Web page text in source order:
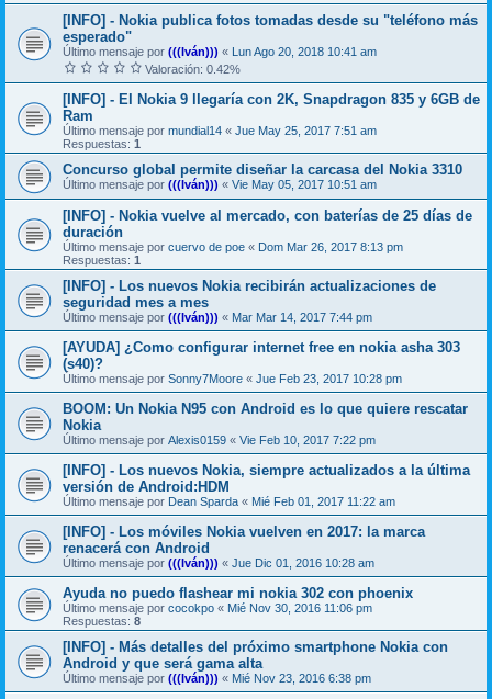
[INFO] - Nokia publica fotos tomadas desde su "teléfono más
esperado"
Último mensaje por (((Iván))) «
Lun Ago 20, 2018 10:41 am
Valoración: 0.42%
[INFO] - El Nokia 9 llegaría con 2K, Snapdragon 835 y 6GB de
Ram
Último mensaje por mundial14 « Jue May 25, 2017 7:51 am
Respuestas: 1
Concurso global permite diseñar la carcasa del Nokia 3310
Último mensaje por (((Iván))) « Vie May 05, 2017 10:51 am
[INFO] - Nokia vuelve al mercado, con baterías de 25 días de
duración
Último mensaje por cuervo de poe « Dom Mar 26, 2017 8:13 pm
Respuestas: 1
[INFO] - Los nuevos Nokia recibirán actualizaciones de
seguridad mes a mes
Último mensaje por (((Iván))) « Mar Mar 14, 2017 7:44 pm
[AYUDA] ¿Como configurar internet free en nokia asha 303
(s40)?
Último mensaje por Sonny7Moore « Jue Feb 23, 2017 10:28 pm
BOOM: Un Nokia N95 con Android es lo que quiere rescatar
Nokia
Último mensaje por Alexis0159 « Vie Feb 10, 2017 7:22 pm
[INFO] - Los nuevos Nokia, siempre actualizados a la última
versión de Android:HDM
Último mensaje por Dean Sparda « Mié Feb 01, 2017 11:22 am
[INFO] - Los móviles Nokia vuelven en 2017: la marca
renacerá con Android
Último mensaje por (((Iván))) « Jue Dic 01, 2016 10:28 am
Ayuda no puedo flashear mi nokia 302 con phoenix
Último mensaje por cocokpo « Mié Nov 30, 2016 11:06 pm
Respuestas: 8
[INFO] - Más detalles del próximo smartphone Nokia con
Android y que será gama alta
Último mensaje por (((Iván))) « Mié Nov 23, 2016 6:38 pm